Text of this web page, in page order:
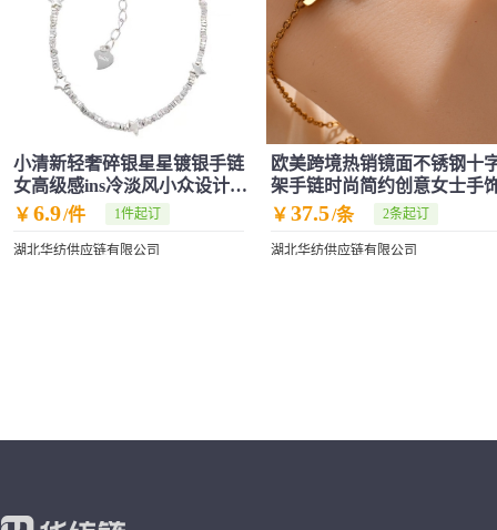
小清新轻奢碎银星星镀银手链
女高级感ins冷淡风小众设计配
饰新款
￥ 6.9/件 1件起订
湖北华纺供应链有限公司
欧美跨境热销镜面不锈钢十
架手链时尚简约创意女士手
￥ 37.5/条 2条起订
湖北华纺供应链有限公司